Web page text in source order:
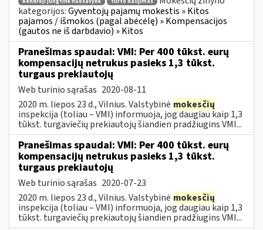
kategorijos:Gyventojų pajamų mokestis » Kitos
pajamos / išmokos (pagal abėcėlę) » Kompensacijos
(gautos ne iš darbdavio) » Kitos
Pranešimas spaudai: VMI: Per 400 tūkst. eurų
kompensacijų netrukus pasieks 1,3 tūkst.
turgaus prekiautojų
Web turinio sąrašas 2020-08-11
2020 m. liepos 23 d., Vilnius. Valstybinė mokesčių
inspekcija (toliau – VMI) informuoja, jog daugiau kaip 1,3
tūkst. turgaviečių prekiautojų šiandien pradžiugins VMI...
Pranešimas spaudai: VMI: Per 400 tūkst. eurų
kompensacijų netrukus pasieks 1,3 tūkst.
turgaus prekiautojų
Web turinio sąrašas 2020-07-23
2020 m. liepos 23 d., Vilnius. Valstybinė mokesčių
inspekcija (toliau – VMI) informuoja, jog daugiau kaip 1,3
tūkst. turgaviečių prekiautojų šiandien pradžiugins VMI...